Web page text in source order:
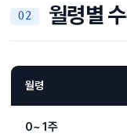
월령별
월령
0~1주